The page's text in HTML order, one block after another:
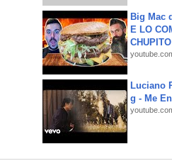
Big Mac
E LO
Luciano
g - Me